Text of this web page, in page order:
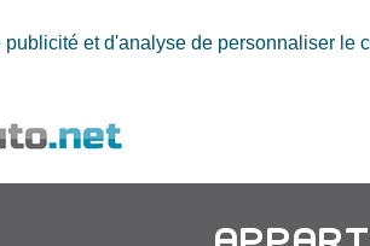
et d'analyse de personnaliser le